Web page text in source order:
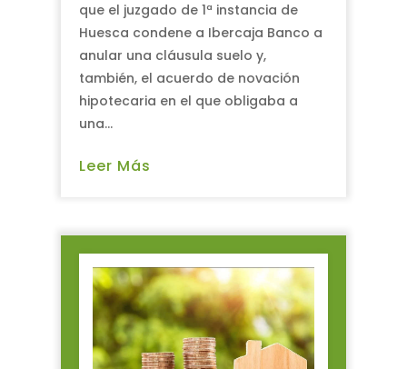
que el juzgado de 1ª instancia de
Huesca condene a Ibercaja Banco a
anular una cláusula suelo y,
también, el acuerdo de novación
hipotecaria en el que obligaba a
una...
Leer Más